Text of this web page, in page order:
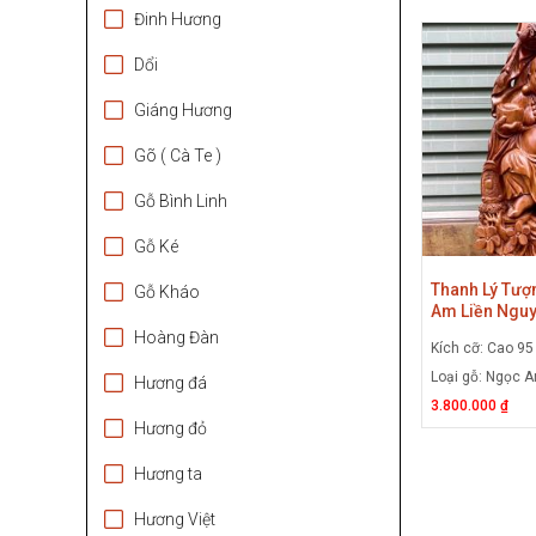
Đinh Hương
Dổi
Giáng Hương
Gõ ( Cà Te )
Gỗ Bình Linh
Gỗ Ké
Gỗ Kháo
Hoàng Đàn
Hương đá
Hương đỏ
Hương ta
Hương Việt
Thanh Lý
Am Liền
Di Lặc Gỗ
Kích cỡ: Cao
Loại gỗ: Ngọc
3.800.000 ₫